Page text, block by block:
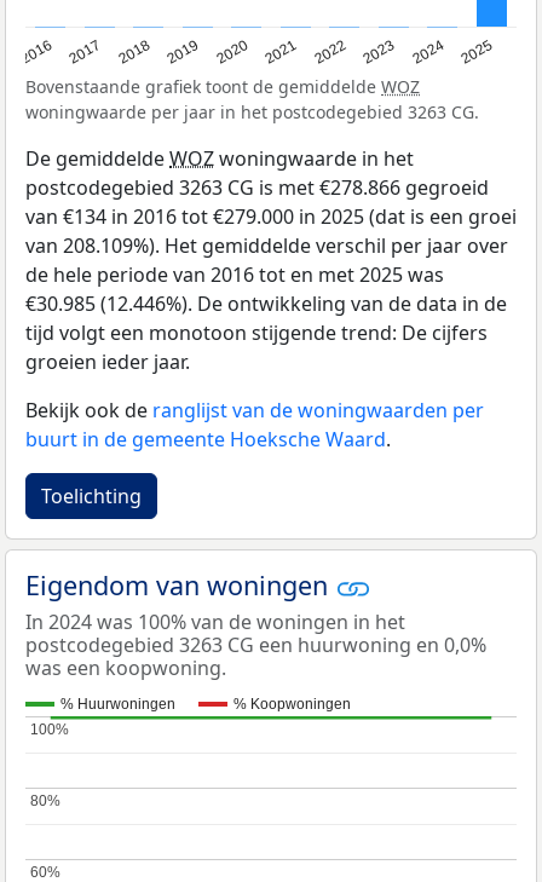
2016 2017 2018 2019 2020 2021 2022 2023 2024 2025
Bovenstaande grafiek toont de gemiddelde WOZ
woningwaarde per jaar in het postcodegebied 3263 CG.
De gemiddeldeWOZwoningwaarde in het
postcodegebied 3263 CG is met €278.866 gegroeid
van €134 in 2016 tot €279.000 in 2025 (dat is een groei
van 208.109%). Het gemiddelde verschil per jaar over
de hele periode van 2016 tot en met 2025 was
€30.985 (12.446%). De ontwikkeling van de data in de
tijd volgt een monotoon stijgende trend: De cijfers
groeien ieder jaar.
Bekijk ook de ranglijst van de woningwaarden per
buurt in de gemeente Hoeksche Waard.
Toelichting
Eigendom van woningen
In 2024 was 100% van de woningen in het
postcodegebied 3263 CG een huurwoning en 0,0%
was een koopwoning.
% Huurwoningen % Koopwoningen
60%
60%
80%
80%
100%
100%